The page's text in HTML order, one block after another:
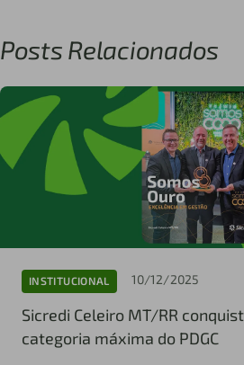
Posts Relacionados
INSTITUCIONAL 10/12/2025
Sicredi Celeiro MT/RR
categoria máxima do PDGC